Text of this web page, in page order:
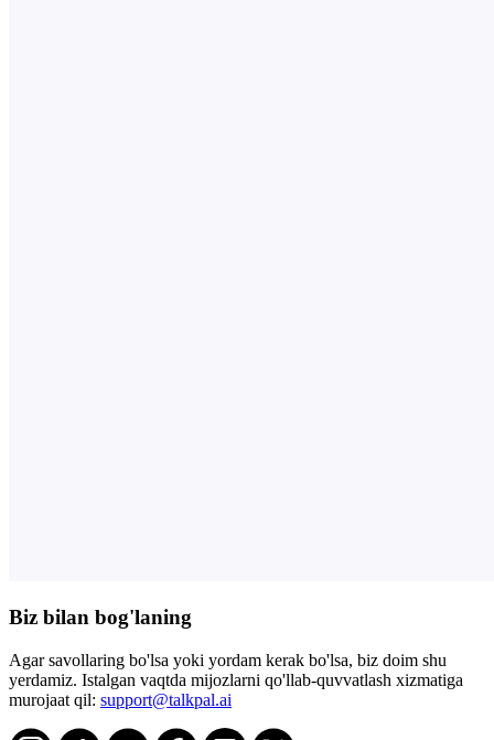
Biz bilan bog'laning
Agar savollaring bo'lsa yoki yordam kerak bo'lsa, biz doim shu
yerdamiz. Istalgan vaqtda mijozlarni qo'llab-quvvatlash xizmatiga
murojaat qil: support@talkpal.ai